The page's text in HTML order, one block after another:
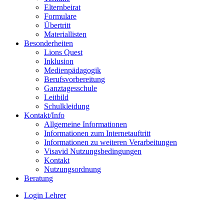
Elternbeirat
Formulare
Übertritt
Materiallisten
Besonderheiten
Lions Quest
Inklusion
Medienpädagogik
Berufsvorbereitung
Ganztagesschule
Leitbild
Schulkleidung
Kontakt/Info
Allgemeine Informationen
Informationen zum Internetauftritt
Informationen zu weiteren Verarbeitungen
Visavid Nutzungsbedingungen
Kontakt
Nutzungsordnung
Beratung
Login Lehrer